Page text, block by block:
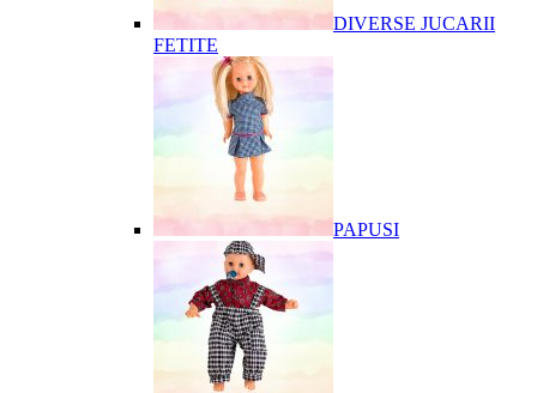
DIVERSE JUCARII
FETITE
PAPUSI